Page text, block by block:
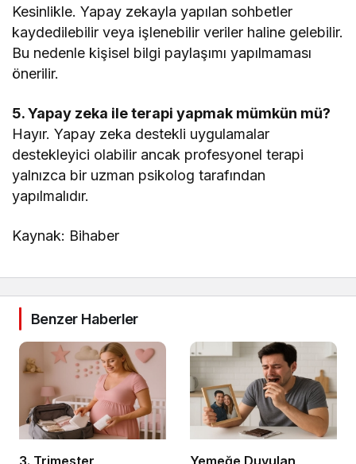
Kesinlikle. Yapay zekayla yapılan sohbetler
kaydedilebilir veya işlenebilir veriler haline gelebilir.
Bu nedenle kişisel bilgi paylaşımı yapılmaması
önerilir.
5. Yapay zeka ile terapi yapmak mümkün mü?
Hayır. Yapay zeka destekli uygulamalar
destekleyici olabilir ancak profesyonel terapi
yalnızca bir uzman psikolog tarafından
yapılmalıdır.
Kaynak: Bihaber
Benzer Haberler
3. Trimester
Yemeğe Duyulan